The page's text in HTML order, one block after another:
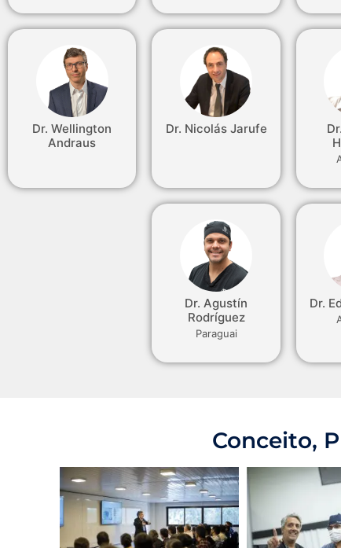
Dr. Wellington
Andraus
Dr. Nicolás Jarufe
Dr. Agustín
Rodríguez
Paraguai
Dr.
Conceito,